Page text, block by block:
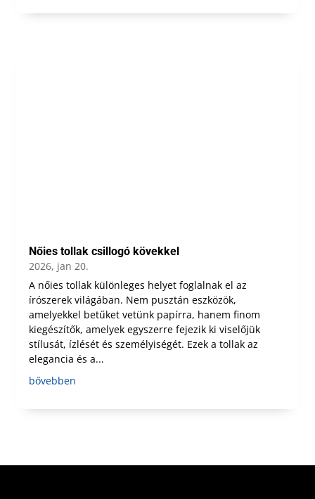
Nőies tollak csillogó kövekkel
2026, jan 20.
A nőies tollak különleges helyet foglalnak el az
írószerek világában. Nem pusztán eszközök,
amelyekkel betűket vetünk papírra, hanem finom
kiegészítők, amelyek egyszerre fejezik ki viselőjük
stílusát, ízlését és személyiségét. Ezek a tollak az
elegancia és a...
bővebben